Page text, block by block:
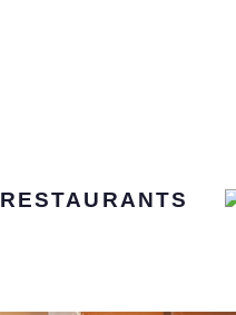
RESTAURANTS